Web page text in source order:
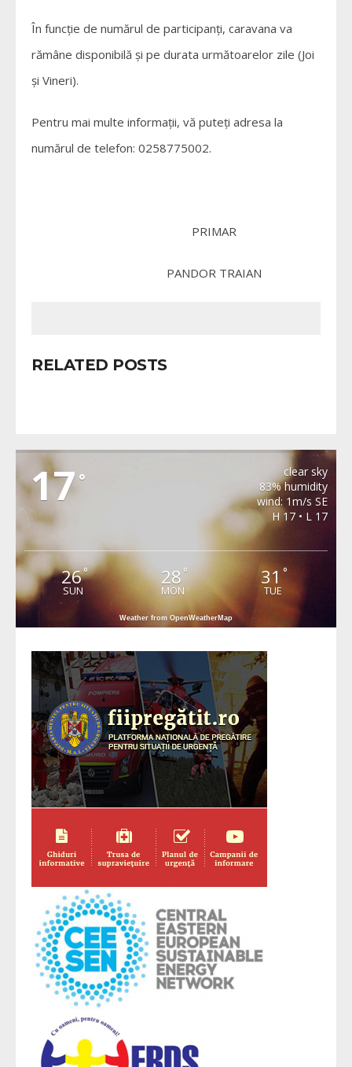
În funcție de numărul de participanți, caravana va
rămâne disponibilă și pe durata următoarelor zile (Joi
și Vineri).
Pentru mai multe informații, vă puteți adresa la
numărul de telefon: 0258775002.
PRIMAR
PANDOR TRAIAN
RELATED POSTS
17 °
clear sky
83% humidity
wind: 1m/s SE
H 17 • L 17
26°
SUN
28°
MON
31°
TUE
Weather from OpenWeatherMap